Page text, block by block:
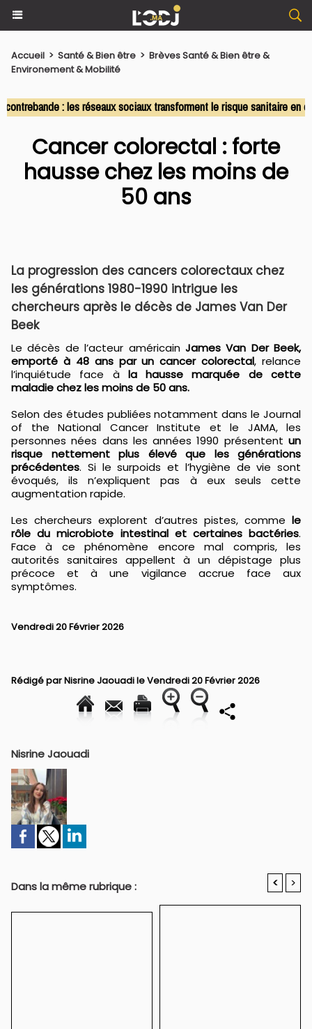
Accueil > Santé & Bien être > Brèves Santé & Bien être &
Environement & Mobilité
: les réseaux sociaux transforment le risque sanitaire en
Cancer colorectal : forte
hausse chez les moins de
50 ans
La progression des cancers colorectaux chez
les générations 1980-1990 intrigue les
chercheurs après le décès de James Van Der
Beek
Le décès de l’acteur américainJames Van Der Beek,
emporté à 48 ans par un cancer colorectal, relance
l’inquiétude face àla hausse marquée de cette
maladie chez les moins de 50 ans.
Selon des études publiées notamment dans le Journal
of the National Cancer Institute et le JAMA, les
personnes nées dans les années 1990 présentent un
risque nettement plus élevé que les générations
précédentes. Si le surpoids et l’hygiène de vie sont
évoqués, ils n’expliquent pas à eux seuls cette
augmentation rapide.
Les chercheurs explorent d’autres pistes, comme le
rôle du microbiote intestinal et certaines bactéries.
Face à ce phénomène encore mal compris, les
autorités sanitaires appellent à un dépistage plus
précoce et à une vigilance accrue face aux
symptômes.
Vendredi 20 Février 2026
Rédigé parNisrine Jaouadile Vendredi 20 Février 2026
Nisrine Jaouadi
Dans la même rubrique : < >